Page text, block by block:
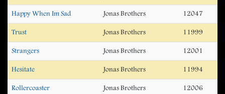
Happy When Im Sad Jonas Brothers 12047
Trust Jonas Brothers 11999
Strangers Jonas Brothers 12001
Hesitate Jonas Brothers 11994
Rollercoaster Jonas Brothers 12006